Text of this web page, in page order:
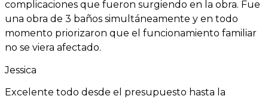
complicaciones que fueron surgiendo en la obra. Fue
una obra de 3 baños simultáneamente y en todo
momento priorizaron que el funcionamiento familiar
no se viera afectado.
Jessica
Excelente todo desde el presupuesto hasta la